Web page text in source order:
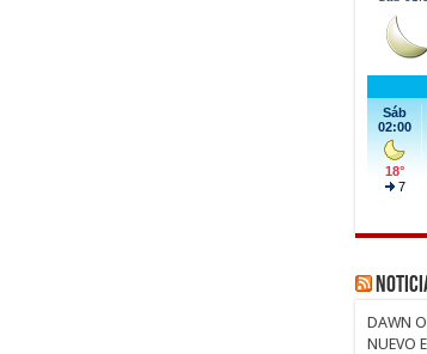
DAWN
NUEVO